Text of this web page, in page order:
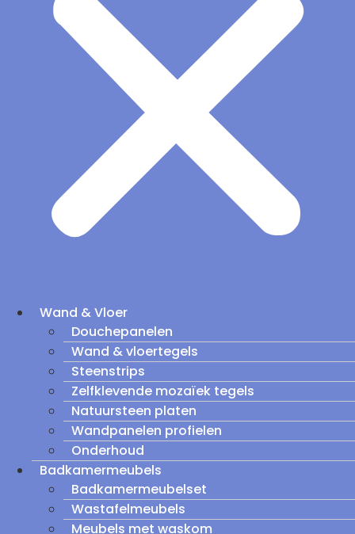
Wand & Vloer
Douchepanelen
Wand & vloertegels
Steenstrips
Zelfklevende mozaïek tegels
Natuursteen platen
Wandpanelen profielen
Onderhoud
Badkamermeubels
Badkamermeubelset
Wastafelmeubels
Meubels met waskom